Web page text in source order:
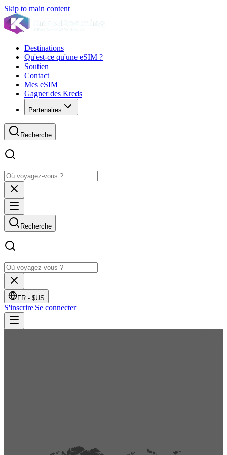
Skip to main content
Destinations
Qu'est-ce qu'une eSIM ?
Soutien
Contact
Mes eSIM
Gagner des Kreds
Partenaires
Recherche
Recherche
FR - $US
S'inscrire|Se connecter